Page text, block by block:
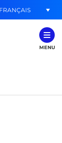
FRANÇAIS
MENU